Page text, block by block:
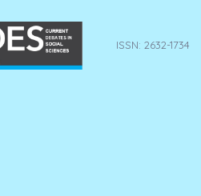
ISSN: 2632-1734